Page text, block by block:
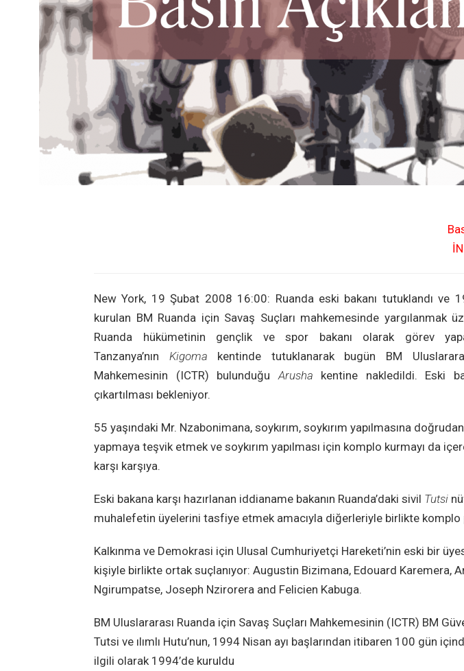
New York, 19 Şubat 2008 16:00: Ruanda eski bakanı tutuklandı ve
kurulan BM Ruanda için Savaş Suçları mahkemesinde yargılanmak
Ruanda hükümetinin gençlik ve spor bakanı olarak görev
Tanzanya’nın Kigoma kentinde tutuklanarak bugün BM
Mahkemesinin (ICTR) bulunduğuArusha kentine nakledildi. Eski
çıkartılması bekleniyor.
55 yaşındaki Mr. Nzabonimana, soykırım, soykırım yapılmasına
yapmaya teşvik etmek ve soykırım yapılması için komplo kurmayı da
karşı karşıya.
Eski bakana karşı hazırlanan iddianame bakanın Ruanda’daki sivil Tutsi
muhalefetin üyelerini tasfiye etmek amacıyla diğerleriyle birlikte komplo
Kalkınma ve Demokrasi için Ulusal Cumhuriyetçi Hareketi’nin eski bir
kişiyle birlikte ortak suçlanıyor: Augustin Bizimana, Edouard Karemera,
Ngirumpatse, Joseph Nzirorera and Felicien Kabuga.
BM Uluslararası Ruanda için Savaş Suçları Mahkemesinin (ICTR) BM
Tutsi ve ılımlı Hutu’nun, 1994 Nisan ayı başlarından itibaren 100 gün
ilgili olarak 1994’de kuruldu